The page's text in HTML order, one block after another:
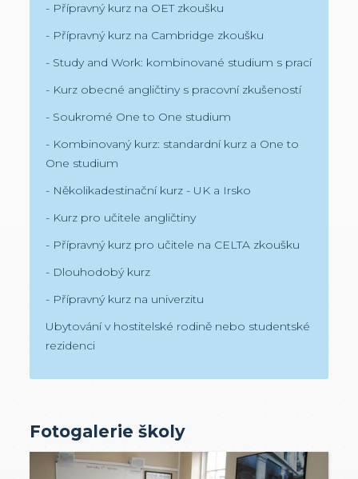
- Přípravný kurz na OET zkoušku
- Přípravný kurz na Cambridge zkoušku
- Study and Work: kombinované studium s prací
- Kurz obecné angličtiny s pracovní zkušeností
- Soukromé One to One studium
- Kombinovaný kurz: standardní kurz a One to
One studium
- Několikadestinační kurz - UK a Irsko
- Kurz pro učitele angličtiny
- Přípravný kurz pro učitele na CELTA zkoušku
- Dlouhodobý kurz
- Přípravný kurz na univerzitu
Ubytování v hostitelské rodině nebo studentské
rezidenci
Fotogalerie školy